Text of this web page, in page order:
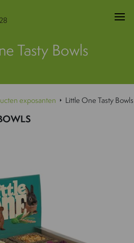
Tasty Bowls
exposanten Little One Tasty Bowls